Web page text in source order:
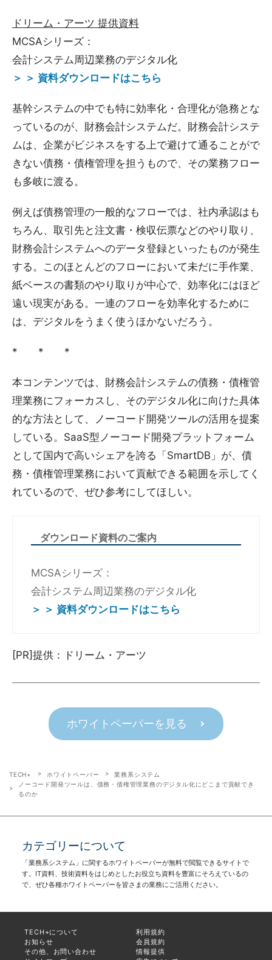
ドリーム・アーツ 提供資料
MCSAシリーズ：
会計システム周辺業務のデジタル化
＞ ＞ 資料ダウンロードはこちら
基幹システムの中でも特に効率化・合理化が急務とな
っているのが、財務会計システムだ。財務会計システ
ムは、企業がビジネスをする上で避けて通ることがで
きない債務・債権管理を担うもので、その業務フロー
も多岐に渡る。
例えば債務管理の一般的なフローでは、社内承認はも
ちろん、取引先と注文書・検収伝票などのやり取り、
財務会計システムへのデータ登録といったものが発生
する。このほとんどのフローにおいて未だに手作業、
紙ベースの書類のやり取りが中心で、効率化にはほど
遠い現実がある。一連のフローを効率化するために
は、デジタルをうまく使うほかないだろう。
* * *
本コンテンツでは、財務会計システムの債務・債権管
理業務にフォーカスし、そのデジタル化に向けた具体
的な方法として、ノーコード開発ツールの活用を提案
している。SaaS型ノーコード開発プラットフォーム
として国内で高いシェアを誇る「SmartDB」が、債
務・債権管理業務において貢献できる範囲を示してく
れているので、ぜひ参考にしてほしい。
ダウンロード資料のご案内
MCSAシリーズ：
会計システム周辺業務のデジタル化
＞ ＞ 資料ダウンロードはこちら
[PR]提供：ドリーム・アーツ
ホワイトペーパーを見る
TECH+ ホワイトペーパー
業務系システム
ノーコード開発ツールは、債務・債権管理業務のデジタル化にどこまで貢献でき
るのか
カテゴリーについて
「業務系システム」に関するホワイトペーパーが無料で閲覧できるサイトで
す。IT資料、技術資料をはじめとしたお役立ち資料を豊富にそろえているの
で、ぜひ各種ホワイトペーパーを皆さまの業務にご活用ください。
TECH+について
利用規約
お知らせ
会員規約
その他、お問い合わせ
情報提供